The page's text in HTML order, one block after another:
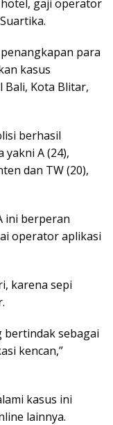
gaji operator
para
kasus
Bali, Kota Blitar,
berhasil
A (24),
dan TW (20),
ini berperan
operator aplikasi
karena sepi
bertindak sebagai
kencan,”
kasus ini
lainnya.